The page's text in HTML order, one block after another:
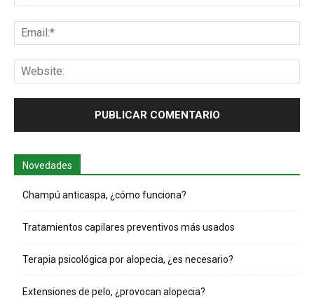
Novedades
Champú anticaspa, ¿cómo funciona?
Tratamientos capilares preventivos más usados
Terapia psicológica por alopecia, ¿es necesario?
Extensiones de pelo, ¿provocan alopecia?